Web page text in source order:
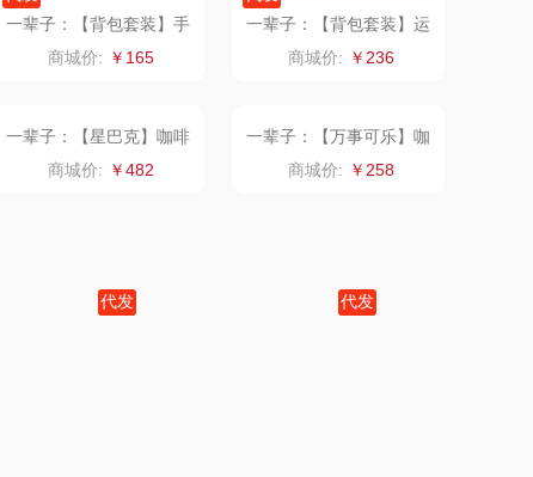
嘉禾月 瑞驰SWICKY
冠军 施耐德
一辈子：【背包套装】手
持小风扇+手机支架
商城价: ￥165
一辈子：【背包套装】运
动毛巾+无线智能跳绳
商城价: ￥236